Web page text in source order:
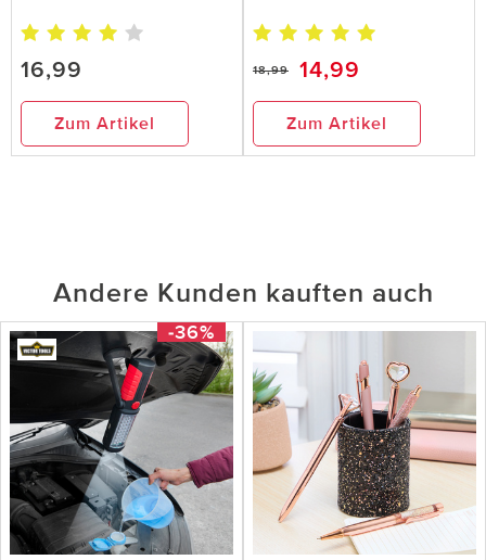
16,99
Zum Artikel
18,99 14,99
Zum Artikel
Andere Kunden kauften auch
-36%